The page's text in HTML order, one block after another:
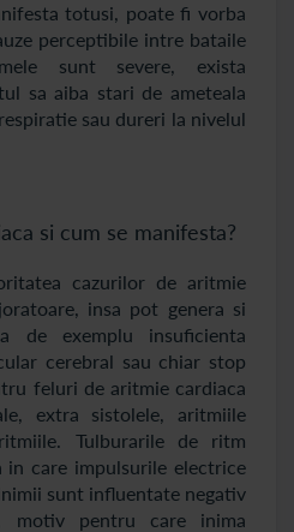
totusi, poate fi vorba
perceptibile intre bataile
sunt severe, exista
sa aiba stari de ameteala
sau dureri la nivelul
si cum se manifesta?
cazurilor de aritmie
insa pot genera si
de exemplu insuficienta
cerebral sau chiar stop
feluri de aritmie cardiaca
extra sistolele, aritmiile
Tulburarile de ritm
care impulsurile electrice
sunt influentate negativ
motiv pentru care inima